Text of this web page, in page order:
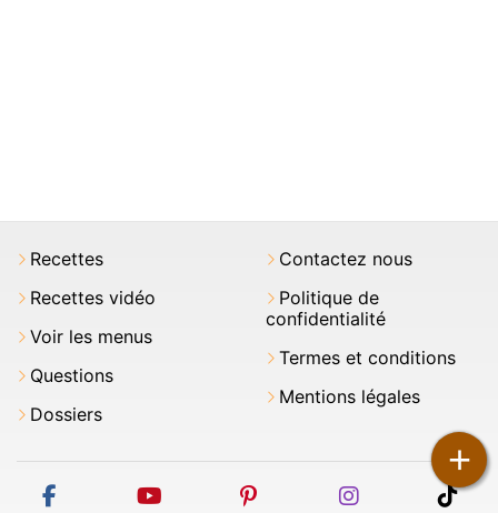
+
Recettes
Recettes vidéo
Voir les menus
Questions
Dossiers
Contactez nous
Politique de
confidentialité
Termes et conditions
Mentions légales
facebook youtube pinterest instagram